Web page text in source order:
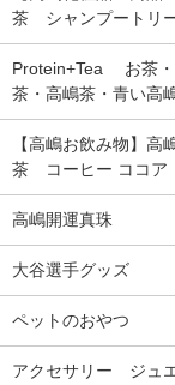
茶 シャンプートリ
Protein+Tea お茶・
茶・高嶋茶・青い高
【高嶋お飲み物】
茶 コーヒー ココ
高嶋開運真珠
大谷選手グッズ
ペットのおやつ
アクセサリー ジ